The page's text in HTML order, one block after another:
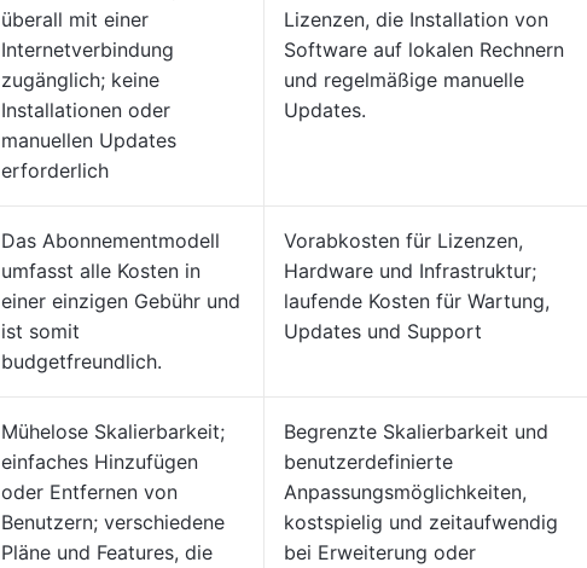
überall mit einer
Internetverbindung
zugänglich; keine
Installationen oder
manuellen Updates
erforderlich
Lizenzen, die Installation von
Software auf lokalen Rechnern
und regelmäßige manuelle
Updates.
Das Abonnementmodell
umfasst alle Kosten in
einer einzigen Gebühr und
ist somit
budgetfreundlich.
Vorabkosten für Lizenzen,
Hardware und Infrastruktur;
laufende Kosten für Wartung,
Updates und Support
Mühelose Skalierbarkeit;
einfaches Hinzufügen
oder Entfernen von
Benutzern; verschiedene
Pläne und Features, die
Begrenzte Skalierbarkeit und
benutzerdefinierte
Anpassungsmöglichkeiten,
kostspielig und zeitaufwendig
bei Erweiterung oder